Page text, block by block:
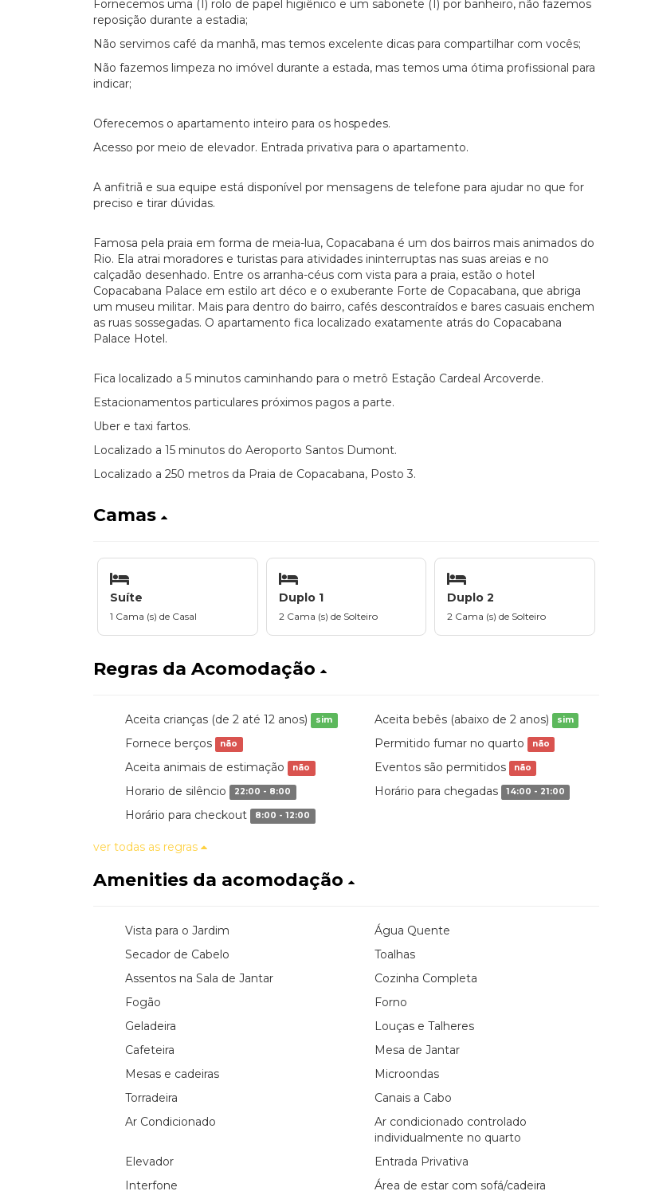
Fornecemos uma (1) rolo de papel higiênico e um sabonete (1) por banheiro, não fazemos
reposição durante a estadia;
Não servimos café da manhã, mas temos excelente dicas para compartilhar com vocês;
Não fazemos limpeza no imóvel durante a estada, mas temos uma ótima profissional para
indicar;
Oferecemos o apartamento inteiro para os hospedes.
Acesso por meio de elevador. Entrada privativa para o apartamento.
A anfitriã e sua equipe está disponível por mensagens de telefone para ajudar no que for
preciso e tirar dúvidas.
Famosa pela praia em forma de meia-lua, Copacabana é um dos bairros mais animados do
Rio. Ela atrai moradores e turistas para atividades ininterruptas nas suas areias e no
calçadão desenhado. Entre os arranha-céus com vista para a praia, estão o hotel
Copacabana Palace em estilo art déco e o exuberante Forte de Copacabana, que abriga
um museu militar. Mais para dentro do bairro, cafés descontraídos e bares casuais enchem
as ruas sossegadas. O apartamento fica localizado exatamente atrás do Copacabana
Palace Hotel.
Fica localizado a 5 minutos caminhando para o metrô Estação Cardeal Arcoverde.
Estacionamentos particulares próximos pagos a parte.
Uber e taxi fartos.
Localizado a 15 minutos do Aeroporto Santos Dumont.
Localizado a 250 metros da Praia de Copacabana, Posto 3.
Camas
Suíte
1 Cama (s) de Casal
Duplo 1
2 Cama (s) de Solteiro
Duplo 2
2 Cama (s) de Solteiro
Regras da Acomodação
Aceita crianças (de 2 até 12 anos) sim Aceita bebês (abaixo de 2 anos) sim
Fornece berços não Permitido fumar no quarto não
Aceita animais de estimação não Eventos são permitidos não
Horario de silêncio 22:00 - 8:00 Horário para chegadas 14:00 - 21:00
Horário para checkout 8:00 - 12:00
ver todas as regras
Amenities da acomodação
Vista para o Jardim
Água Quente
Secador de Cabelo
Toalhas
Assentos na Sala de Jantar
Cozinha Completa
Fogão
Forno
Geladeira
Louças e Talheres
Cafeteira
Mesa de Jantar
Mesas e cadeiras
Microondas
Torradeira
Canais a Cabo
Ar Condicionado
Ar condicionado controlado
individualmente no quarto
Elevador
Entrada Privativa
Interfone
Área de estar com sofá/cadeira